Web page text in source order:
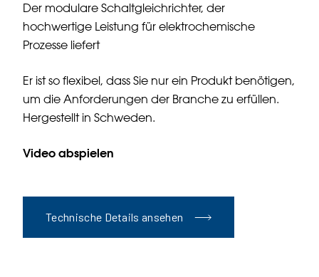
Der modulare Schaltgleichrichter, der
hochwertige Leistung für elektrochemische
Prozesse liefert
Er ist so flexibel, dass Sie nur ein Produkt benötigen,
um die Anforderungen der Branche zu erfüllen.
Hergestellt in Schweden.
Video abspielen
Technische Details ansehen